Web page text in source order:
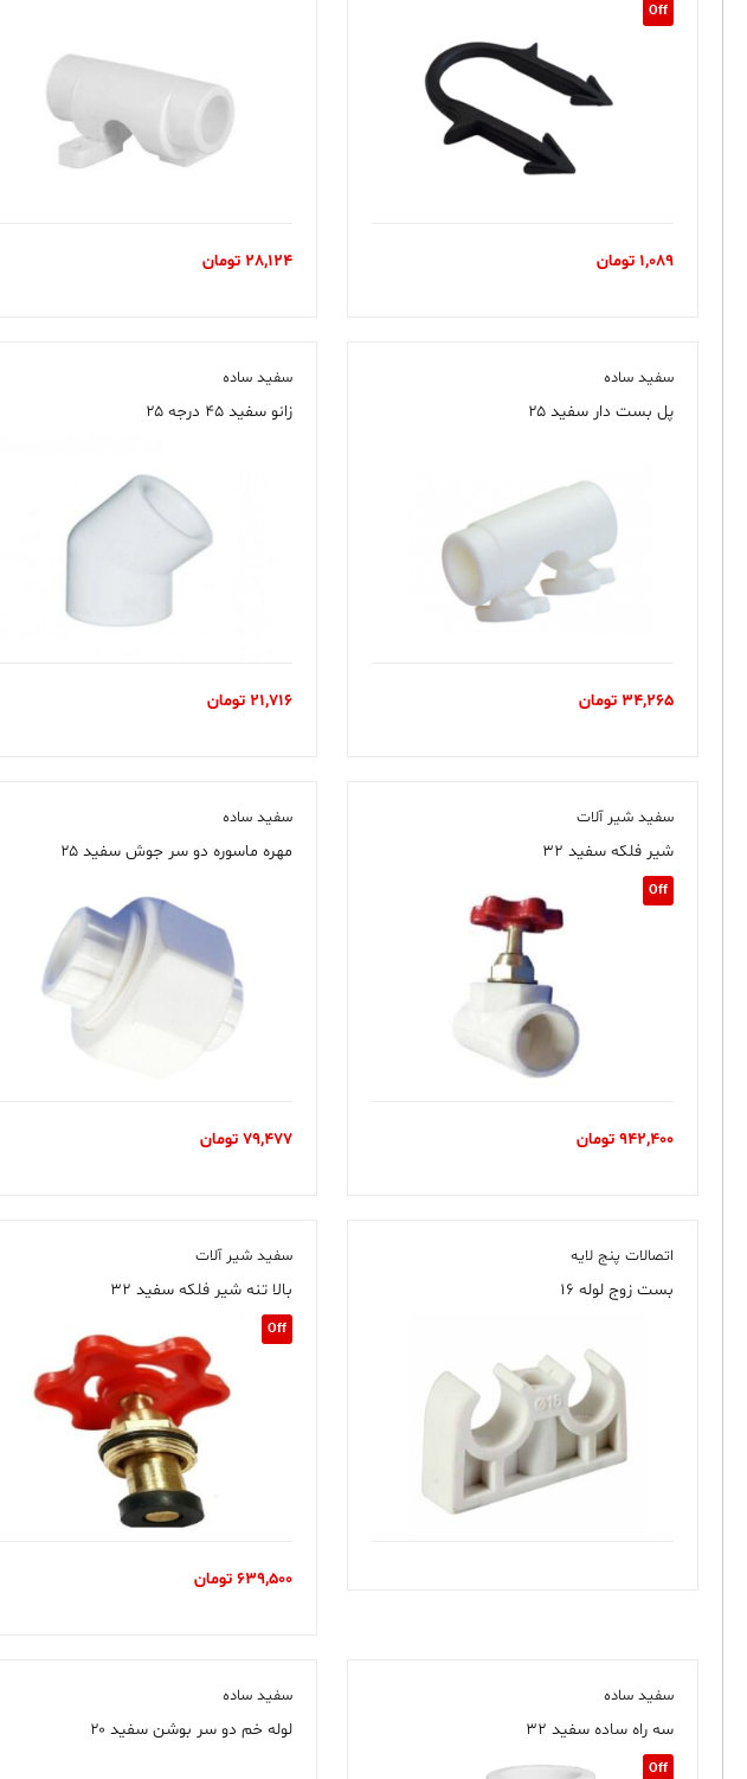
Off
1,089 تومان 28,124 تومان
سفید ساده
پل بست دار سفید ۲۵
34,265 تومان
سفید ساده
زانو سفید ۴۵ درجه ۲۵
21,716 تومان
سفید شیر آلات
شیر فلکه سفید ۳۲
Off
942,400 تومان
سفید ساده
مهره ماسوره دو سر جوش سفید ۲۵
79,477 تومان
اتصالات پنج لایه
بست زوج لوله ۱۶
سفید شیر آلات
بالا تنه شیر فلکه سفید ۳۲
Off
639,500 تومان
سفید ساده
سه راه ساده سفید ۳۲
Off
سفید ساده
لوله خم دو سر بوشن سفید ۲۰